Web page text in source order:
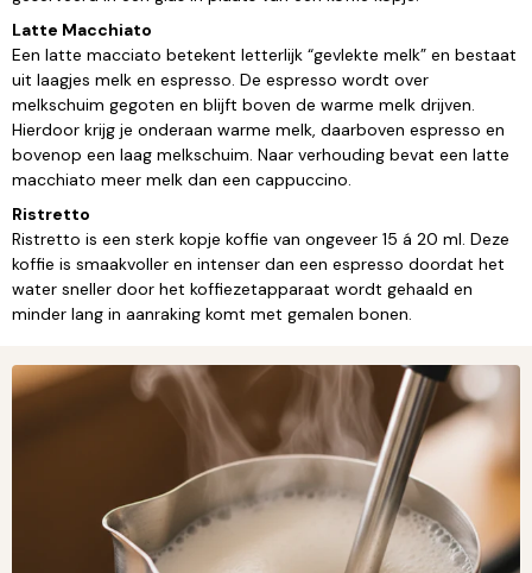
Latte Macchiato
Een latte macciato betekent letterlijk “gevlekte melk” en bestaat
uit laagjes melk en espresso. De espresso wordt over
melkschuim gegoten en blijft boven de warme melk drijven.
Hierdoor krijg je onderaan warme melk, daarboven espresso en
bovenop een laag melkschuim. Naar verhouding bevat een latte
macchiato meer melk dan een cappuccino.
Ristretto
Ristretto is een sterk kopje koffie van ongeveer 15 á 20 ml. Deze
koffie is smaakvoller en intenser dan een espresso doordat het
water sneller door het koffiezetapparaat wordt gehaald en
minder lang in aanraking komt met gemalen bonen.